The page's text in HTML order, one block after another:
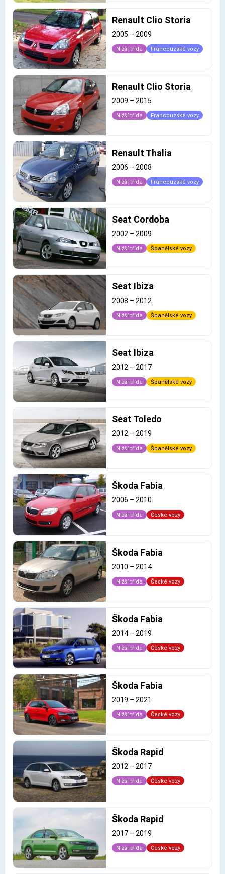
Renault Clio Storia
2005 – 2009
Nižší třída Francouzské vozy
Renault Clio Storia
2009 – 2015
Nižší třída Francouzské vozy
Renault Thalia
2006 – 2008
Nižší třída Francouzské vozy
Seat Cordoba
2002 – 2009
Nižší třída Španělské vozy
Seat Ibiza
2008 – 2012
Nižší třída Španělské vozy
Seat Ibiza
2012 – 2017
Nižší třída Španělské vozy
Seat Toledo
2012 – 2019
Nižší třída Španělské vozy
Škoda Fabia
2006 – 2010
Nižší třída České vozy
Škoda Fabia
2010 – 2014
Nižší třída České vozy
Škoda Fabia
2014 – 2019
Nižší třída České vozy
Škoda Fabia
2019 – 2021
Nižší třída České vozy
Škoda Rapid
2012 – 2017
Nižší třída České vozy
Škoda Rapid
2017 – 2019
Nižší třída České vozy